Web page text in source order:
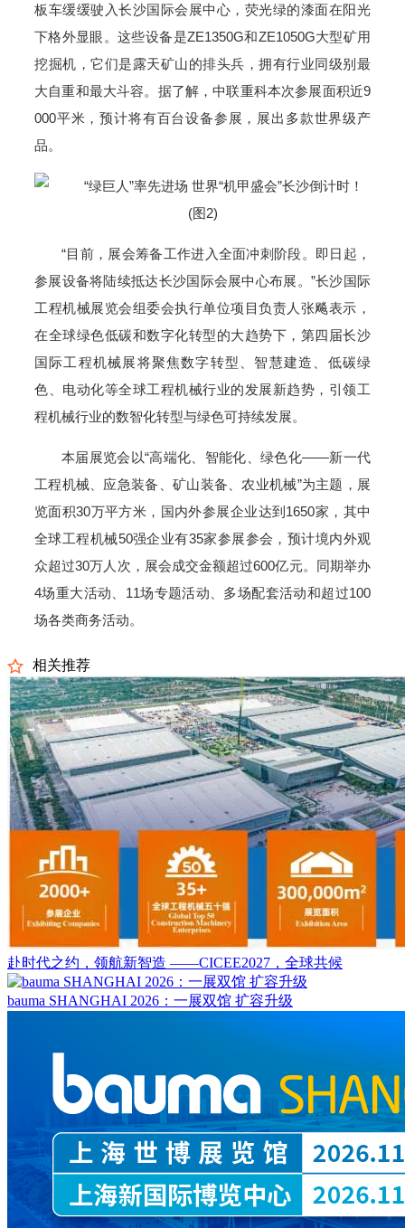
板车缓缓驶入长沙国际会展中心，荧光绿的漆面在阳光
下格外显眼。这些设备是ZE1350G和ZE1050G大型矿用
挖掘机，它们是露天矿山的排头兵，拥有行业同级别最
大自重和最大斗容。据了解，中联重科本次参展面积近9
000平米，预计将有百台设备参展，展出多款世界级产
品。
“目前，展会筹备工作进入全面冲刺阶段。即日起，
参展设备将陆续抵达长沙国际会展中心布展。”长沙国际
工程机械展览会组委会执行单位项目负责人张飚表示，
在全球绿色低碳和数字化转型的大趋势下，第四届长沙
国际工程机械展将聚焦数字转型、智慧建造、低碳绿
色、电动化等全球工程机械行业的发展新趋势，引领工
程机械行业的数智化转型与绿色可持续发展。
本届展览会以“高端化、智能化、绿色化——新一代
工程机械、应急装备、矿山装备、农业机械”为主题，展
览面积30万平方米，国内外参展企业达到1650家，其中
全球工程机械50强企业有35家参展参会，预计境内外观
众超过30万人次，展会成交金额超过600亿元。同期举办
4场重大活动、11场专题活动、多场配套活动和超过100
场各类商务活动。
相关推荐
赴时代之约，领航新智造 ——CICEE2027，全球共候
bauma SHANGHAI 2026：一展双馆 扩容升级